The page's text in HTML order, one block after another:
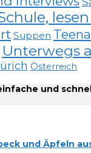
Suppen
Unterwegs
Österreich
und
und Äpfeln